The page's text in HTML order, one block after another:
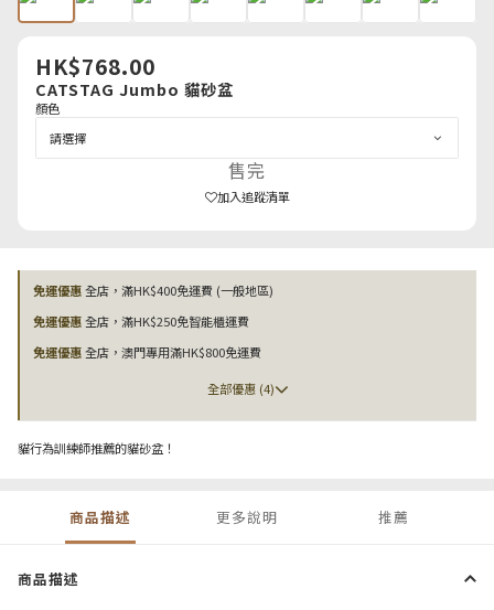
HK$768.00
CATSTAG Jumbo 貓砂盆
顏色
售完
加入追蹤清單
免運優惠全店，滿HK$400免運費 (一般地區)
免運優惠全店，滿HK$250免智能櫃運費
免運優惠全店，澳門專用滿HK$800免運費
全部優惠 (4)
貓行為訓練師推薦的貓砂盆！
商品描述 更多說明 推薦
商品描述